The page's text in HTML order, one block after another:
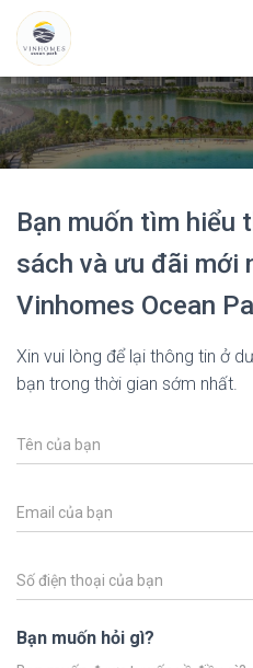
Bạn muốn tìm hiểu
sách và ưu đãi mới
Vinhomes Ocean
Xin vui lòng để lại thông tin ở
bạn trong thời gian sớm nhất.
Bạn muốn hỏi gì?